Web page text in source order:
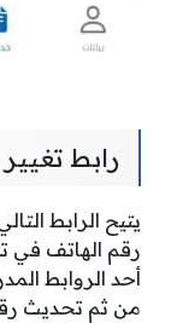
رابط
يتيح الرابط
رقم الهاتف في
أحد الروابط
من ثم تحديث